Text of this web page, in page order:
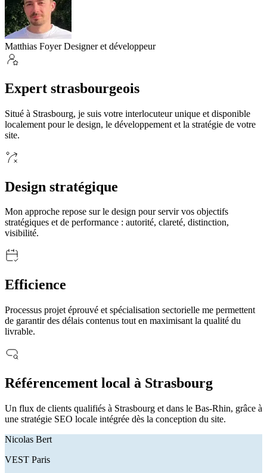
Matthias Foyer Designer et développeur
Expert strasbourgeois
Situé à Strasbourg, je suis votre interlocuteur unique et disponible
localement pour le design, le développement et la stratégie de votre
site.
Design stratégique
Mon approche repose sur le design pour servir vos objectifs
stratégiques et de performance : autorité, clareté, distinction,
visibilité.
Efficience
Processus projet éprouvé et spécialisation sectorielle me permettent
de garantir des délais contenus tout en maximisant la qualité du
livrable.
Référencement local à Strasbourg
Un flux de clients qualifiés à Strasbourg et dans le Bas-Rhin, grâce à
une stratégie SEO locale intégrée dès la conception du site.
Nicolas Bert
VEST Paris